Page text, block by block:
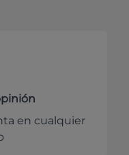
en cualquier